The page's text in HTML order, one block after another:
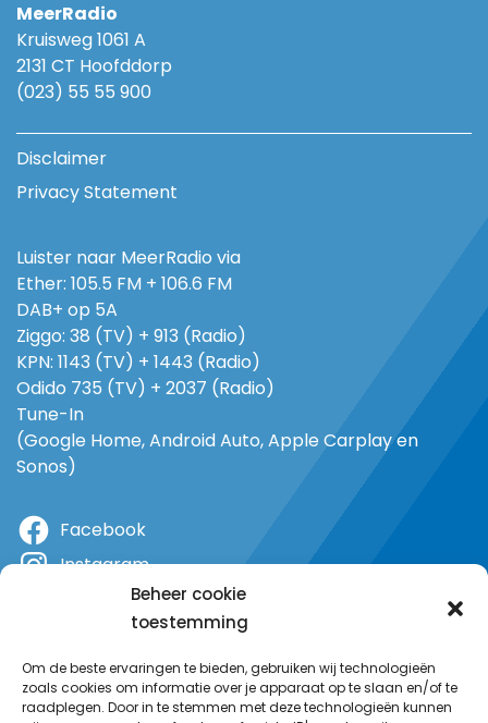
Beheer cookie
toestemming
Om de beste ervaringen te bieden, gebruiken wij technologieën
zoals cookies om informatie over je apparaat op te slaan en/of te
raadplegen. Door in te stemmen met deze technologieën kunnen
MeerRadio
Kruisweg 1061 A
2131 CT Hoofddorp
(023) 55 55 900
Disclaimer
Privacy Statement
Luister naar MeerRadio via
Ether: 105.5 FM + 106.6 FM
DAB+ op 5A
Ziggo: 38 (TV) + 913 (Radio)
KPN: 1143 (TV) + 1443 (Radio)
Odido 735 (TV) + 2037 (Radio)
Tune-In
(Google Home, Android Auto, Apple Carplay en
Sonos)
Facebook
Instagram
YouTube